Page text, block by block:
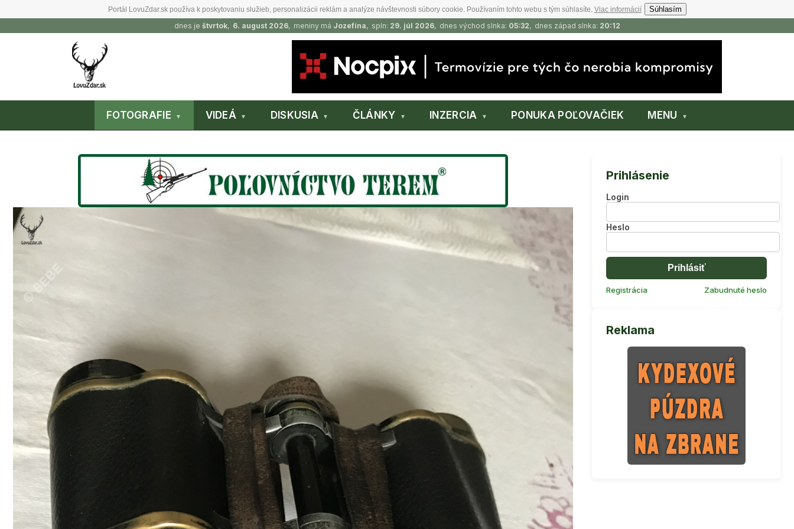
Portál LovuZdar.sk používa k poskytovaniu služieb, personalizácii reklám a analýze návštevnosti súbory cookie. Používaním tohto webu s tým súhlasíte. Viac informácií
Súhlasím
dnes je štvrtok, 6. august 2026, meniny má Jozefína, spln: 29. júl 2026, dnes východ slnka: 05:32, dnes západ slnka: 20:12
FOTOGRAFIE VIDEÁ DISKUSIA ČLÁNKY INZERCIA PONUKA POĽOVAČIEK MENU
Prihlásenie
Login
Heslo
Prihlásiť
Registrácia Zabudnuté heslo
Reklama